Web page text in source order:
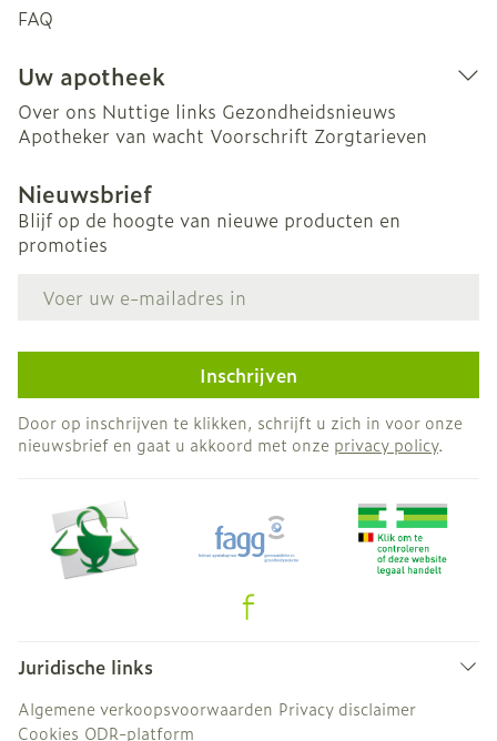
FAQ
Uw apotheek
Over ons Nuttige links Gezondheidsnieuws
Apotheker van wacht Voorschrift Zorgtarieven
Nieuwsbrief
Blijf op de hoogte van nieuwe producten en
promoties
Inschrijven
Door op inschrijven te klikken, schrijft u zich in voor onze
nieuwsbrief en gaat u akkoord met onze privacy policy.
Juridische links
Algemene verkoopsvoorwaarden Privacy disclaimer
Cookies ODR-platform